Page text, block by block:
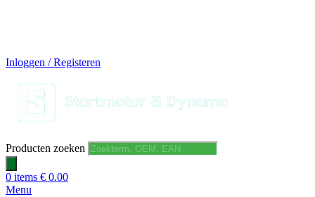
Inloggen / Registeren
Producten zoeken
0 items € 0.00
Menu